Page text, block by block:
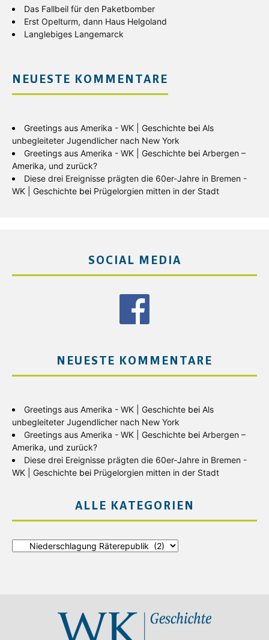
Das Fallbeil für den Paketbomber
Erst Opelturm, dann Haus Helgoland
Langlebiges Langemarck
NEUESTE KOMMENTARE
Greetings aus Amerika - WK | Geschichte bei Als
unbegleiteter Jugendlicher nach New York
Greetings aus Amerika - WK | Geschichte bei Arbergen –
Amerika, und zurück?
Diese drei Ereignisse prägten die 60er-Jahre in Bremen -
WK | Geschichte bei Prügelorgien mitten in der Stadt
SOCIAL MEDIA
NEUESTE KOMMENTARE
Greetings aus Amerika - WK | Geschichte bei Als
unbegleiteter Jugendlicher nach New York
Greetings aus Amerika - WK | Geschichte bei Arbergen –
Amerika, und zurück?
Diese drei Ereignisse prägten die 60er-Jahre in Bremen -
WK | Geschichte bei Prügelorgien mitten in der Stadt
ALLE KATEGORIEN